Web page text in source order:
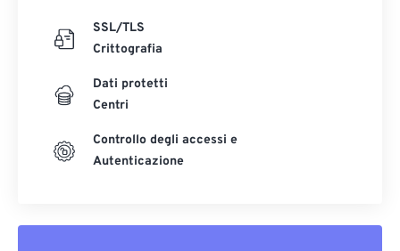
SSL/TLS
Crittografia
Dati protetti
Centri
Controllo degli accessi e
Autenticazione